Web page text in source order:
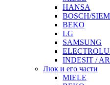
HANSA
BOSCH/
BEKO
LG
SAMSUNG
INDESIT /
Люк и его части
MIELE